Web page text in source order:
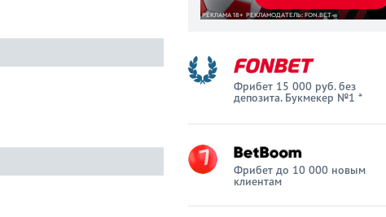
Фрибет 15 000 руб. без
депозита. Букмекер №1 *
Фрибет до 10 000 новым
клиентам